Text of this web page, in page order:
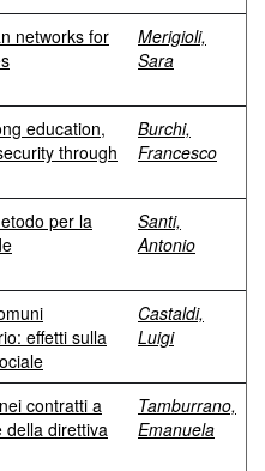
networks for
Merigioli,
Sara
education,
through
Burchi,
Francesco
per la
Santi,
Antonio
effetti sulla
Castaldi,
Luigi
contratti a
della direttiva
Tamburrano,
Emanuela